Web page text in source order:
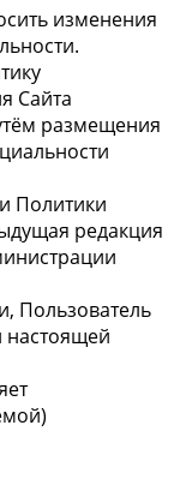
изменения
Сайта
размещения
Политики
редакция
Пользователь
настоящей